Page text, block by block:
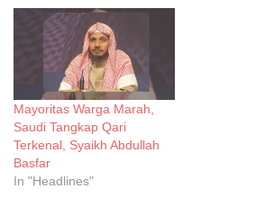
Mayoritas Warga Marah,
Saudi Tangkap Qari
Terkenal, Syaikh Abdullah
Basfar
In "Headlines"